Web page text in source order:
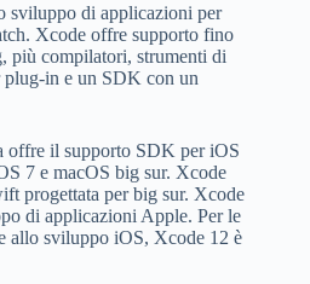
sviluppo di applicazioni per
Xcode offre supporto fino
più compilatori, strumenti di
plug-in e un SDK con un
offre il supporto SDK per iOS
7 e macOS big sur. Xcode
progettata per big sur. Xcode
di applicazioni Apple. Per le
allo sviluppo iOS, Xcode 12 è